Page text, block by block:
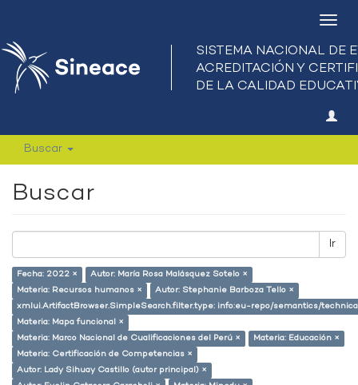
Buscar
Buscar
Ir
Fecha: 2022 ×
Autor: María Rosa Malásquez Sotelo ×
Materia: Recursos humanos ×
Autor: Stephanie Barboza Tello ×
xmlui.ArtifactBrowser.SimpleSearch.filter.type: info:eu-repo/semantics/
Materia: Mapa funcional ×
Materia: Marco Nacional de Cualificaciones del Perú ×
Materia: Educación ×
Materia: Certificación de Competencias ×
Autor: Lady Sihuay Castillo (autor principal) ×